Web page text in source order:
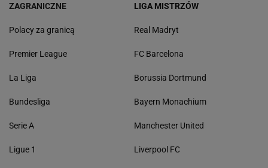
ZAGRANICZNE
Polacy za granicą
Premier League
La Liga
Bundesliga
Serie A
Ligue 1
LIGA MISTRZÓW
Real Madryt
FC Barcelona
Borussia Dortmund
Bayern Monachium
Manchester United
Liverpool FC